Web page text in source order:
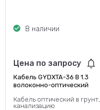
В наличии
Цена по запросу
Кабель GYDXTA-36 B 1.3
волоконно-оптический
Кабель оптический в грунт,
канализацию